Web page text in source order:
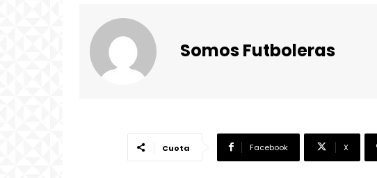
Somos Futboleras
Cuota Facebook X